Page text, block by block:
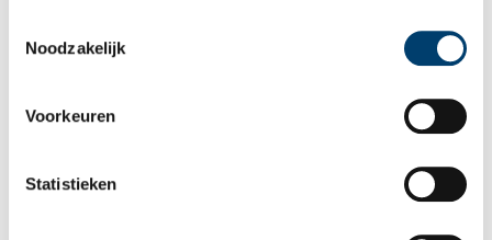
Noodzakelijk
Voorkeuren
Statistieken